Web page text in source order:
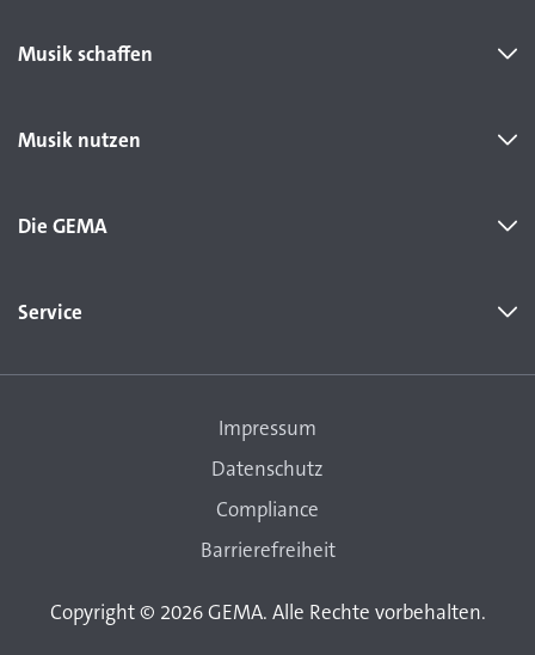
Musik schaffen
Musik nutzen
Die GEMA
Service
Copyright © 2026 GEMA. Alle Rechte vorbehalten.
Impressum
Datenschutz
Compliance
Barrierefreiheit